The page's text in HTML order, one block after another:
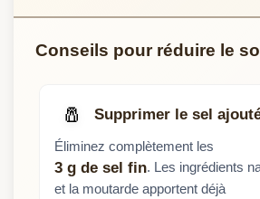
Conseils pour réduire le
🧂 Supprimer le sel
Éliminez complètement les
3 g de sel fin . Les ingrédients
et la moutarde apportent déjà